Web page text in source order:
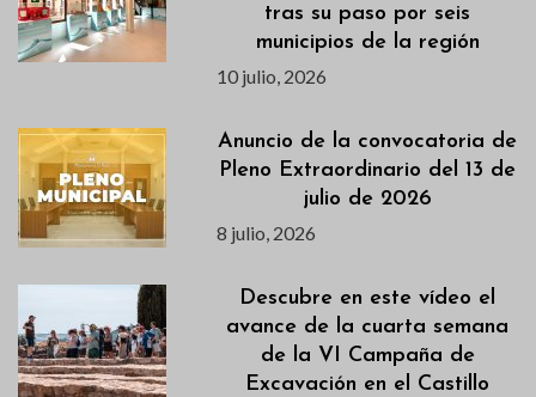
tras su paso por seis
municipios de la región
10 julio, 2026
Anuncio de la convocatoria de
Pleno Extraordinario del 13 de
julio de 2026
8 julio, 2026
Descubre en este vídeo el
avance de la cuarta semana
de la VI Campaña de
Excavación en el Castillo